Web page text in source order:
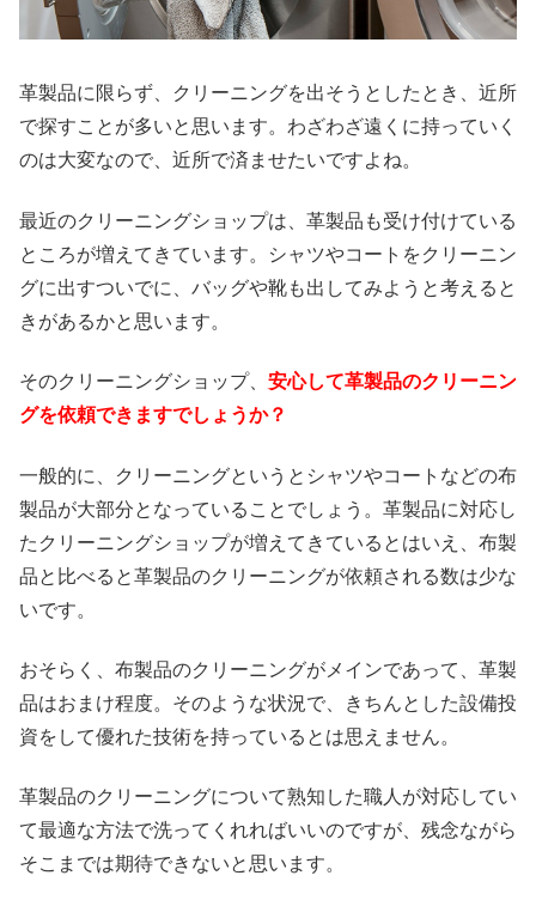
革製品に限らず、クリーニングを出そうとしたとき、近所
で探すことが多いと思います。わざわざ遠くに持っていく
のは大変なので、近所で済ませたいですよね。
最近のクリーニングショップは、革製品も受け付けている
ところが増えてきています。シャツやコートをクリーニン
グに出すついでに、バッグや靴も出してみようと考えると
きがあるかと思います。
そのクリーニングショップ、 安心して革製品のクリーニン
グを依頼できますでしょうか？
一般的に、クリーニングというとシャツやコートなどの布
製品が大部分となっていることでしょう。革製品に対応し
たクリーニングショップが増えてきているとはいえ、布製
品と比べると革製品のクリーニングが依頼される数は少な
いです。
おそらく、布製品のクリーニングがメインであって、革製
品はおまけ程度。そのような状況で、きちんとした設備投
資をして優れた技術を持っているとは思えません。
革製品のクリーニングについて熟知した職人が対応してい
て最適な方法で洗ってくれればいいのですが、残念ながら
そこまでは期待できないと思います。